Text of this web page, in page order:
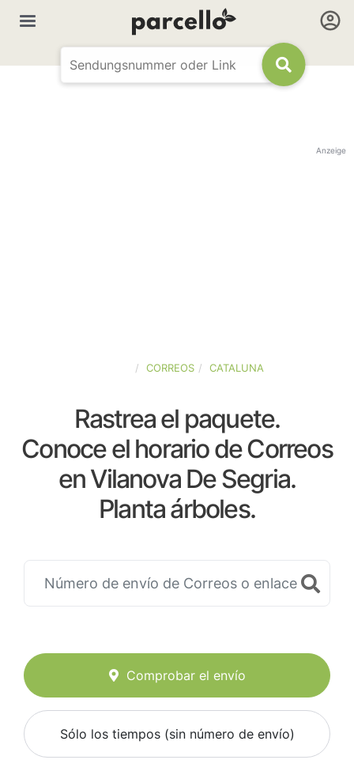
Anzeige
CORREOS CATALUNA
Rastrea el paquete.
Conoce el horario de Correos
en Vilanova De Segria.
Planta árboles.
Comprobar el envío
Sólo los tiempos (sin número de envío)